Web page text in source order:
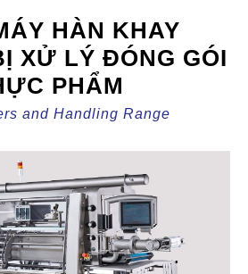
HÀN KHAY
XỬ LÝ ĐÓNG GÓI
PHẨM
and Handling Range